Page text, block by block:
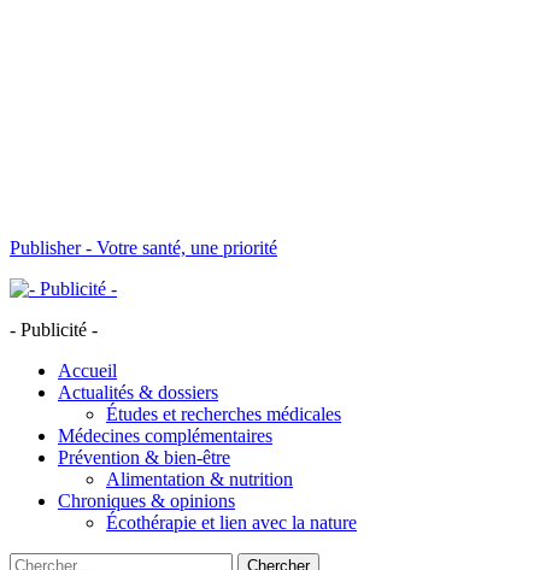
Publisher - Votre santé, une priorité
- Publicité -
Accueil
Actualités & dossiers
Études et recherches médicales
Médecines complémentaires
Prévention & bien-être
Alimentation & nutrition
Chroniques & opinions
Écothérapie et lien avec la nature